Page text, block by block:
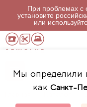
При проблемах с
установите
или
Мы определили
как Санкт-